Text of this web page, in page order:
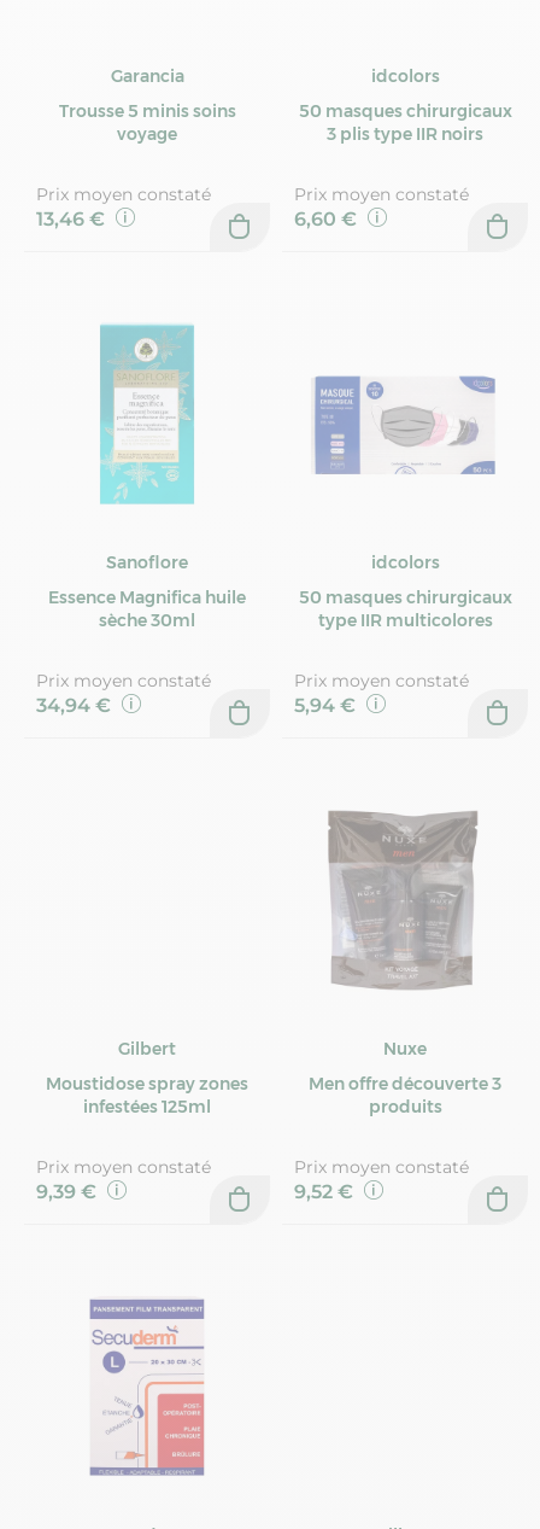
Garancia
Trousse 5 minis soins
voyage
Prix moyen constaté
13,46 €
idcolors
50 masques chirurgicaux
3 plis type IIR noirs
Prix moyen constaté
6,60 €
Sanoflore
Essence Magnifica huile
sèche 30ml
Prix moyen constaté
34,94 €
idcolors
50 masques chirurgicaux
type IIR multicolores
Prix moyen constaté
5,94 €
Gilbert
Moustidose spray zones
infestées 125ml
Prix moyen constaté
9,39 €
Nuxe
Men offre découverte 3
produits
Prix moyen constaté
9,52 €